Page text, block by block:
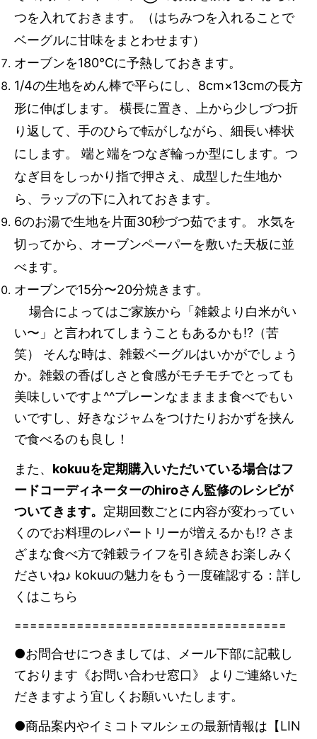
つを入れておきます。（はちみつを入れることで
ベーグルに甘味をまとわせます）
オーブンを180℃に予熱しておきます。
1/4の生地をめん棒で平らにし、8cm×13cmの長方
形に伸ばします。 横長に置き、上から少しづつ折
り返して、手のひらで転がしながら、細長い棒状
にします。 端と端をつなぎ輪っか型にします。つ
なぎ目をしっかり指で押さえ、成型した生地か
ら、ラップの下に入れておきます。
6のお湯で生地を片面30秒づつ茹でます。 水気を
切ってから、オーブンペーパーを敷いた天板に並
べます。
オーブンで15分〜20分焼きます。
場合によってはご家族から「雑穀より白米がい
い〜」と言われてしまうこともあるかも!?（苦
笑） そんな時は、雑穀ベーグルはいかがでしょう
か。雑穀の香ばしさと食感がモチモチでとっても
美味しいですよ^^プレーンなまままま食べでもい
いですし、好きなジャムをつけたりおかずを挟ん
で食べるのも良し！
また、 kokuuを定期購入いただいている場合はフ
ードコーディネーターのhiroさん監修のレシピが
ついてきます。 定期回数ごとに内容が変わってい
くのでお料理のレパートリーが増えるかも!? さま
ざまな食べ方で雑穀ライフを引き続きお楽しみく
ださいね♪ kokuuの魅力をもう一度確認する： 詳し
くはこちら
===================================
●お問合せにつきましては、メール下部に記載し
ております《お問い合わせ窓口》 よりご連絡いた
だきますよう宜しくお願いいたします。
●商品案内やイミコトマルシェの最新情報は【LIN